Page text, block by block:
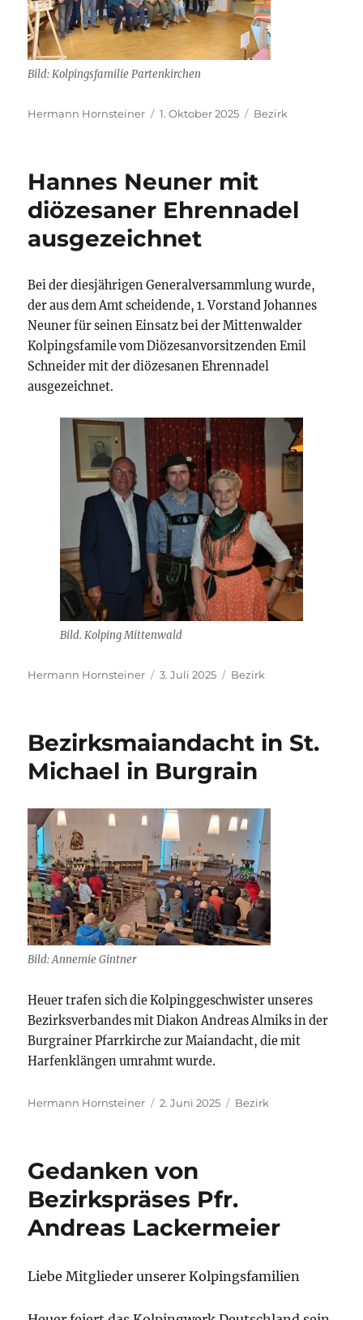
Bild: Kolpingsfamilie Partenkirchen
Autor
Hermann Hornsteiner
Veröffentlicht
1. Oktober 2025 Kategorien
Bezirk
Hannes Neuner mit
diözesaner Ehrennadel
ausgezeichnet
Bei der diesjährigen Generalversammlung wurde,
der aus dem Amt scheidende, 1. Vorstand Johannes
Neuner für seinen Einsatz bei der Mittenwalder
Kolpingsfamile vom Diözesanvorsitzenden Emil
Schneider mit der diözesanen Ehrennadel
ausgezeichnet.
Bild. Kolping Mittenwald
Autor
Hermann Hornsteiner
Veröffentlicht
3. Juli 2025 Kategorien
Bezirk
Bezirksmaiandacht in St.
Michael in Burgrain
Bild: Annemie Gintner
Heuer trafen sich die Kolpinggeschwister unseres
Bezirksverbandes mit Diakon Andreas Almiks in der
Burgrainer Pfarrkirche zur Maiandacht, die mit
Harfenklängen umrahmt wurde.
Autor
Hermann Hornsteiner
Veröffentlicht
2. Juni 2025 Kategorien
Bezirk
Gedanken von
Bezirkspräses Pfr.
Andreas Lackermeier
Liebe Mitglieder unserer Kolpingsfamilien